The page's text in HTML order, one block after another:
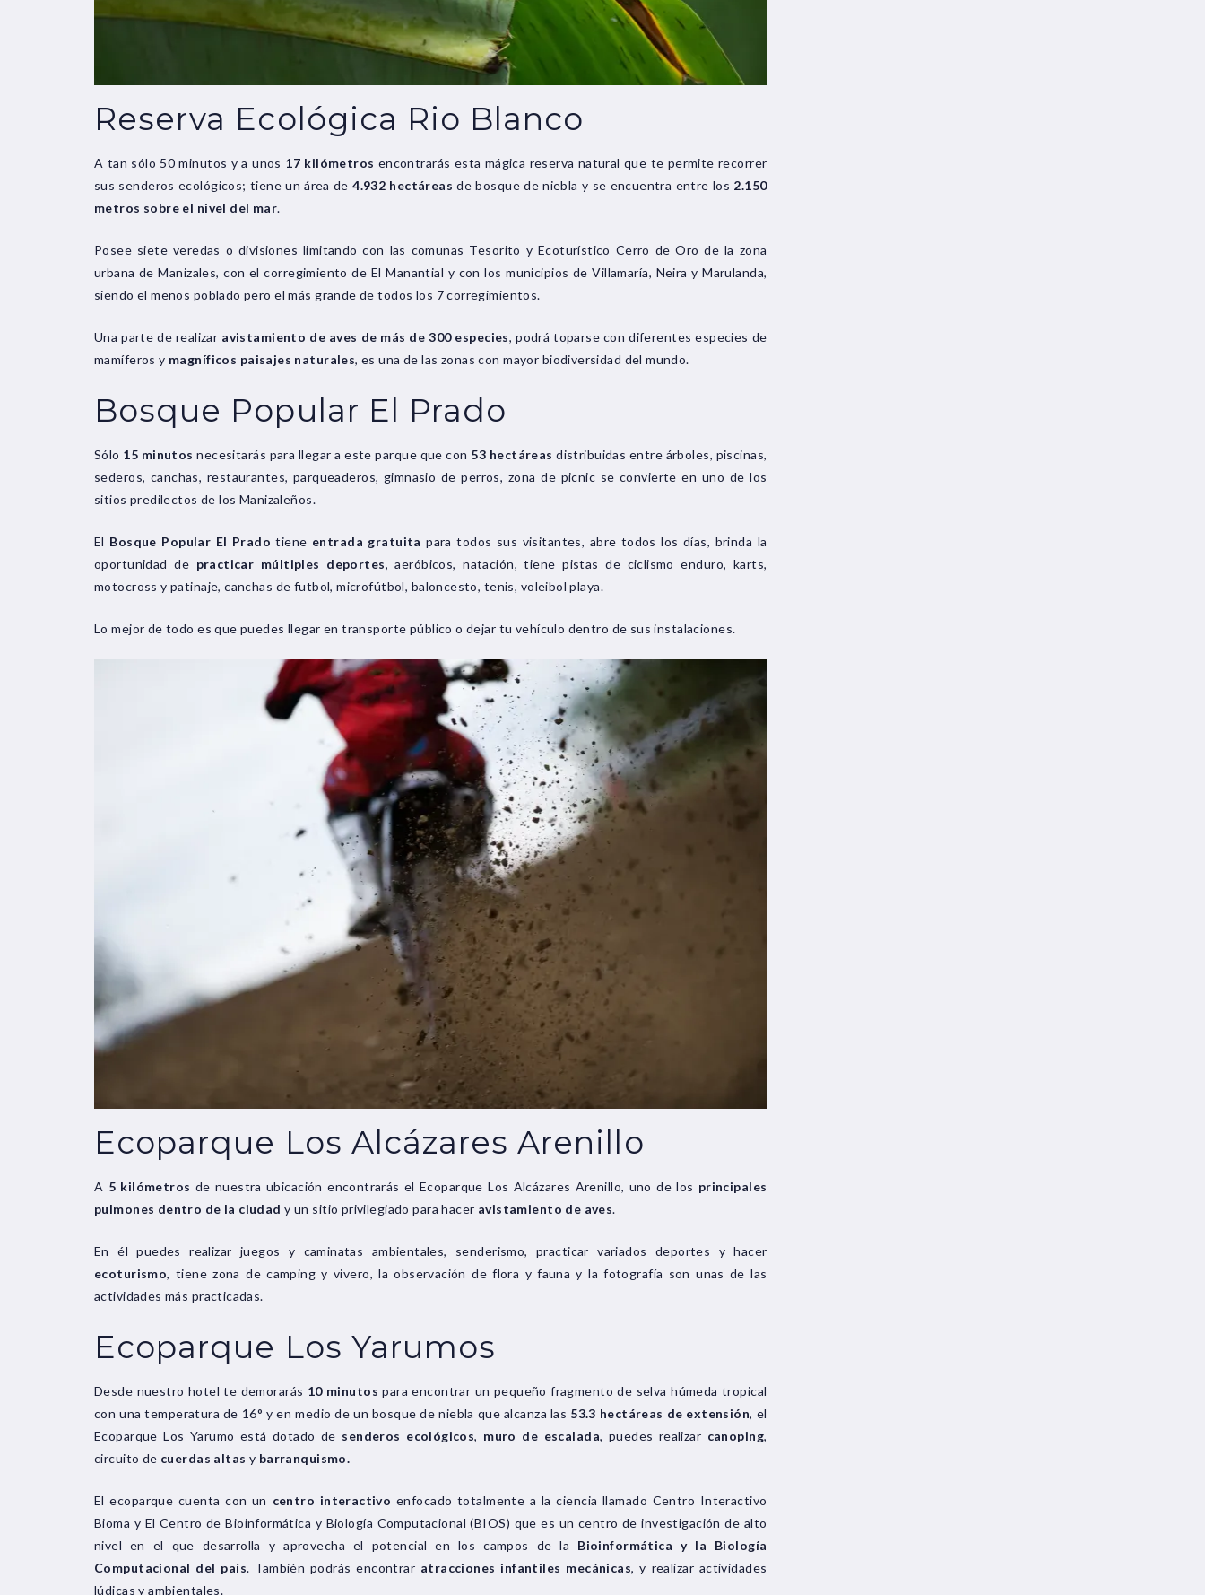
Reserva Ecológica Rio Blanco
A tan sólo 50 minutos y a unos 17 kilómetros encontrarás esta mágica reserva natural que te permite recorrer
sus senderos ecológicos; tiene un área de4.932 hectáreas de bosque de niebla y se encuentra entre los 2.150
metros sobre el nivel del mar.
Posee siete veredas o divisiones limitando con las comunas Tesorito y Ecoturístico Cerro de Oro de la zona
urbana de Manizales, con el corregimiento de El Manantial y con los municipios de Villamaría, Neira y Marulanda,
siendo el menos poblado pero el más grande de todos los 7 corregimientos.
Una parte de realizar avistamiento de aves de más de 300 especies, podrá toparse con diferentes especies de
mamíferos y magníficos paisajes naturales, es una de las zonas con mayor biodiversidad del mundo.
Bosque Popular El Prado
Sólo 15 minutos necesitarás para llegar a este parque que con 53 hectáreas distribuidas entre árboles, piscinas,
sederos, canchas, restaurantes, parqueaderos, gimnasio de perros, zona de picnic se convierte en uno de los
sitios predilectos de los Manizaleños.
El Bosque Popular El Prado tiene entrada gratuita para todos sus visitantes, abre todos los días, brinda la
oportunidad de practicar múltiples deportes, aeróbicos, natación, tiene pistas de ciclismo enduro, karts,
motocross y patinaje, canchas de futbol, microfútbol, baloncesto, tenis, voleibol playa.
Lo mejor de todo es que puedes llegar en transporte público o dejar tu vehículo dentro de sus instalaciones.
Ecoparque Los Alcázares Arenillo
A 5 kilómetros de nuestra ubicación encontrarás el Ecoparque Los Alcázares Arenillo, uno de los principales
pulmones dentro de la ciudad y un sitio privilegiado para hacer avistamiento de aves.
En él puedes realizar juegos y caminatas ambientales, senderismo, practicar variados deportes y hacer
ecoturismo, tiene zona de camping y vivero, la observación de flora y fauna y la fotografía son unas de las
actividades más practicadas.
Ecoparque Los Yarumos
Desde nuestro hotel te demorarás 10 minutos para encontrar un pequeño fragmento de selva húmeda tropical
con una temperatura de 16° y en medio de un bosque de niebla que alcanza las 53.3 hectáreas de extensión, el
Ecoparque Los Yarumo está dotado de senderos ecológicos, muro de escalada, puedes realizar canoping,
circuito de cuerdas altas y barranquismo.
El ecoparque cuenta con un centro interactivo enfocado totalmente a la ciencia llamado Centro Interactivo
Bioma y El Centro de Bioinformática y Biología Computacional (BIOS) que es un centro de investigación de alto
nivel en el que desarrolla y aprovecha el potencial en los campos de la Bioinformática y la Biología
Computacional del país. También podrás encontrar atracciones infantiles mecánicas, y realizar actividades
lúdicas y ambientales.